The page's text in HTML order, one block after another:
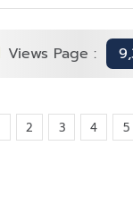
Views Page :
2 3 4 5